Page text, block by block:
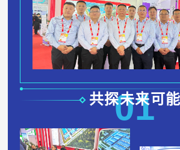
01
共探未来可能